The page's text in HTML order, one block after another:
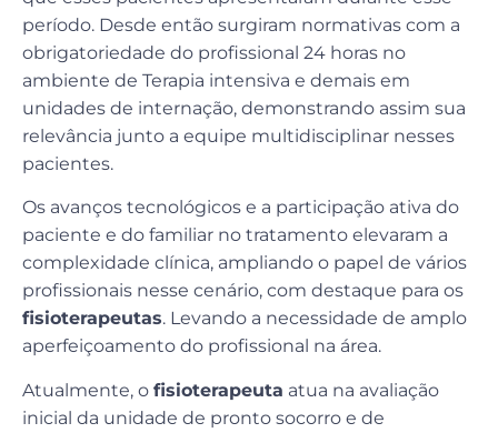
período. Desde então surgiram normativas com a
obrigatoriedade do profissional 24 horas no
ambiente de Terapia intensiva e demais em
unidades de internação, demonstrando assim sua
relevância junto a equipe multidisciplinar nesses
pacientes.
Os avanços tecnológicos e a participação ativa do
paciente e do familiar no tratamento elevaram a
complexidade clínica, ampliando o papel de vários
profissionais nesse cenário, com destaque para os
fisioterapeutas. Levando a necessidade de amplo
aperfeiçoamento do profissional na área.
Atualmente, o fisioterapeuta atua na avaliação
inicial da unidade de pronto socorro e de